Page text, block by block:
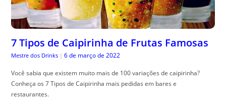
7 Tipos de Caipirinha de Frutas Famosas
Mestre dos Drinks | 6 de março de 2022
Você sabia que existem muito mais de 100 variações de caipirinha?
Conheça os 7 Tipos de Caipirinha mais pedidas em bares e
restaurantes.